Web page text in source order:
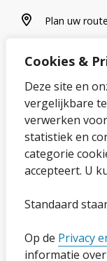
Cookies &
Deze site en
vergelijkbare
verwerken
statistiek en
categorie
accepteert. U
Standaard
Op de Privacy
informatie
plan uw route
Plan uw route
Over onze
Sitemap
Privacybeleid en
Cookies wijzigen
Ga naar de